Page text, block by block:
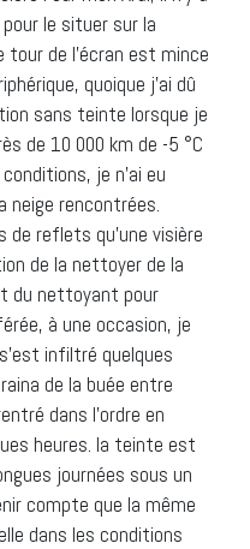
le situer sur la
tour de l’écran est mince
quoique j’ai dû
sans teinte lorsque je
de 10 000 km de -5 °C
je n’ai eu
neige rencontrées.
de reflets qu’une visière
de la nettoyer de la
du nettoyant pour
à une occasion, je
infiltré quelques
de la buée entre
dans l’ordre en
heures. la teinte est
journées sous un
compte que la même
dans les conditions